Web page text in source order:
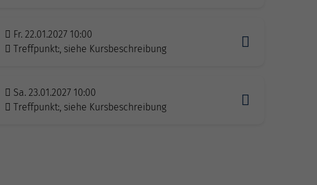
Fr. 22.01.2027 10:00
Treffpunkt:, siehe Kursbeschreibung
Sa. 23.01.2027 10:00
Treffpunkt:, siehe Kursbeschreibung